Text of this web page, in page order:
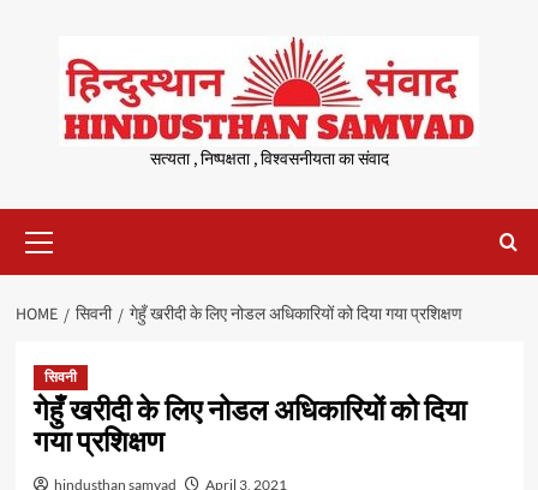
content
सत्यता , निष्पक्षता , विश्वसनीयता का संवाद
Menu
HOME सिवनी गेहुँ खरीदी के लिए नोडल अधिकारियों को दिया गया प्रशिक्षण
सिवनी
गेहुँ खरीदी के लिए नोडल अधिकारियों को दिया
गया प्रशिक्षण
hindusthan samvad April 3, 2021